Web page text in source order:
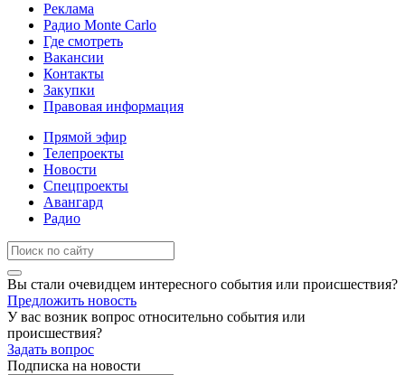
Реклама
Радио Monte Carlo
Где смотреть
Вакансии
Контакты
Закупки
Правовая информация
Прямой эфир
Телепроекты
Новости
Спецпроекты
Авангард
Радио
Вы стали очевидцем интересного события или происшествия?
Предложить новость
У вас возник вопрос относительно события или
происшествия?
Задать вопрос
Подписка на новости